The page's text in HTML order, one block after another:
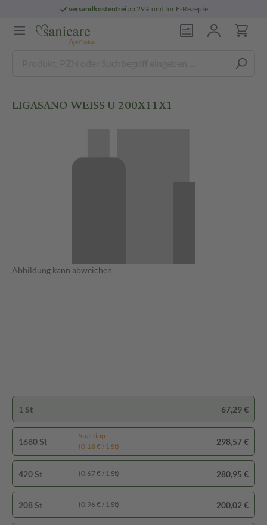
versandkostenfreiab 29 € und für E-Rezepte
LIGASANO WEISS U 200X11X1
Abbildung kann abweichen
1680 St
Spartipp
(0,18 € / 1 St)
298,57 €
420 St (0,67 € / 1 St) 280,95 €
208 St (0,96 € / 1 St) 200,02 €
1 St 67,29 €